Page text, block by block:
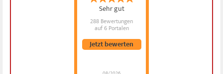
Sehr gut
288 Bewertungen
auf 6 Portalen
Jetzt bewerten